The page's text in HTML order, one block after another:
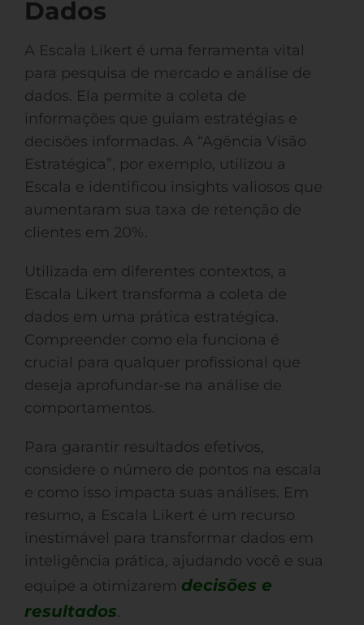
Dados
A Escala Likert é uma ferramenta vital
para pesquisa de mercado e análise de
dados. Ela permite a coleta de
informações que guiam estratégias e
decisões informadas. A “Agência Visão
Estratégica”, por exemplo, utilizou a
Escala e identificou insights valiosos que
aumentaram sua taxa de retenção de
clientes em 20%.
Utilizada em diferentes contextos, a
Escala Likert transforma a coleta de
dados em uma prática estratégica.
Compreender como ela funciona é
crucial para qualquer profissional que
deseja aprofundar-se na análise de
comportamentos.
Para garantir resultados efetivos,
considere o número de pontos na escala
e como isso impacta suas análises. Em
resumo, a Escala Likert é um recurso
inestimável para transformar dados em
inteligência prática, ajudando você e sua
equipe a otimizarem decisões e
resultados.